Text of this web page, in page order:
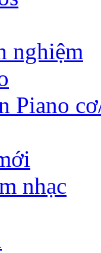
nghiệm
Piano
nhạc